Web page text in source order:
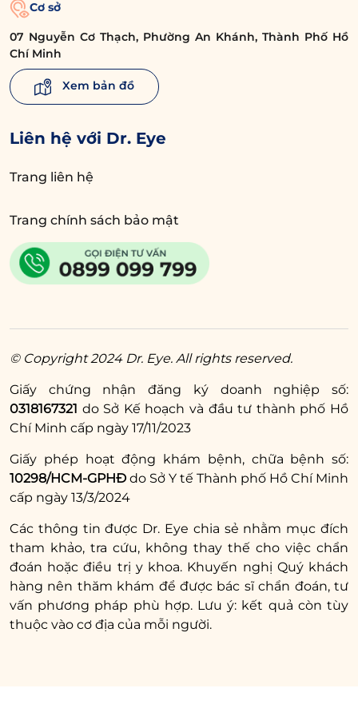
phần nào cải thiện nếp nhăn đuôi mắt.
Vitamin E:
chặn lão hóa da và giúp sản sinh tế bào da
mới, xóa mờ nếp chân chim.
nang vitamin E ra, rồi thoa trực tiếp lên vết
dưỡng chất thấm vào da, hỗ trợ mờ nếp
Dầu hạt lanh:Loại dầu này chứa nhiều
vitamin nhóm B, C, E giúp da căng mọng
nên sẽ làm mờ nếp nhăn và vết chân chim.
da quanh mắt mỗi buổi tối trước khi đi ngủ
để góp phần giảm vết chân chim khi cười ở
Xem thêm:
bằng dầu oliu an
5.2. Sử dụng các sản phẩm hỗ trợ xóa
vết chân chim ở mắt
Các sản phẩm bôi ngoài da vùng mắt đa phần
đều chứa những hoạt chất dưỡng ẩm, chống
Cơ sở
07 Nguyễn Cơ Thạch, Phường An Khánh, Thành Phố Hồ
Chí Minh
Xem bản đồ
Liên hệ với Dr. Eye
Trang liên hệ
Trang chính sách bảo mật
© Copyright 2024 Dr. Eye. All rights reserved.
Giấy chứng nhận đăng ký doanh nghiệp số:
0318167321 do Sở Kế hoạch và đầu tư thành phố Hồ
Chí Minh cấp ngày 17/11/2023
Giấy phép hoạt động khám bệnh, chữa bệnh số:
10298/HCM-GPHĐ do Sở Y tế Thành phố Hồ Chí Minh
cấp ngày 13/3/2024
Các thông tin được Dr. Eye chia sẻ nhằm mục đích
tham khảo, tra cứu, không thay thế cho việc chẩn
đoán hoặc điều trị y khoa. Khuyến nghị Quý khách
hàng nên thăm khám để được bác sĩ chẩn đoán, tư
vấn phương pháp phù hợp. Lưu ý: kết quả còn tùy
thuộc vào cơ địa của mỗi người.